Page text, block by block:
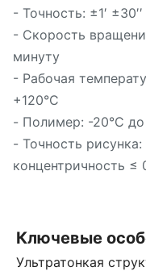
- Точность: ±1′
- Скорость
минуту
- Рабочая
+120°C
- Полимер: -20°C до
- Точность
концентричность ≤
Ключевые
Ультратонкая